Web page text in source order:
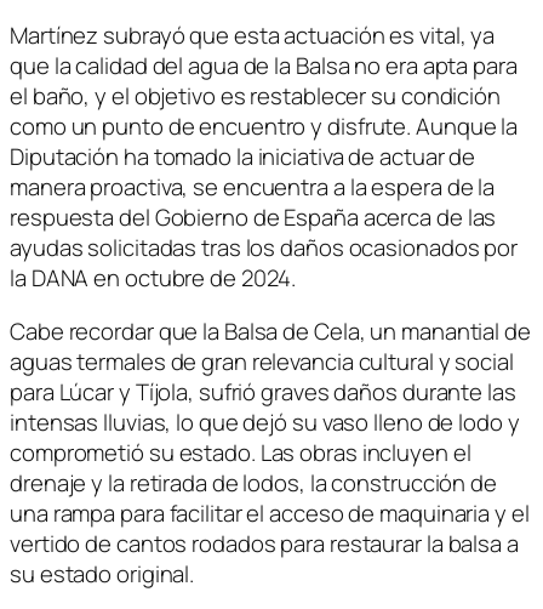
Martínez subrayó que esta actuación es vital, ya
que la calidad del agua de la Balsa no era apta para
el baño, y el objetivo es restablecer su condición
como un punto de encuentro y disfrute. Aunque la
Diputación ha tomado la iniciativa de actuar de
manera proactiva, se encuentra a la espera de la
respuesta del Gobierno de España acerca de las
ayudas solicitadas tras los daños ocasionados por
la DANA en octubre de 2024.
Cabe recordar que la Balsa de Cela, un manantial de
aguas termales de gran relevancia cultural y social
para Lúcar y Tíjola, sufrió graves daños durante las
intensas lluvias, lo que dejó su vaso lleno de lodo y
comprometió su estado. Las obras incluyen el
drenaje y la retirada de lodos, la construcción de
una rampa para facilitar el acceso de maquinaria y el
vertido de cantos rodados para restaurar la balsa a
su estado original.